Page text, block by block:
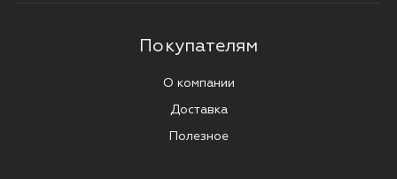
Покупателям
О компании
Доставка
Полезное